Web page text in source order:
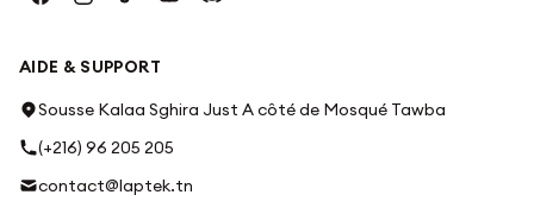
AIDE & SUPPORT
Sousse Kalaa Sghira Just A côté de Mosqué Tawba
(+216) 96 205 205
contact@laptek.tn